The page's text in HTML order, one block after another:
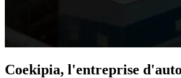
Coekipia, l'entreprise